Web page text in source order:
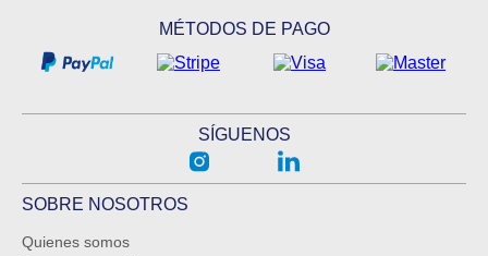
MÉTODOS DE PAGO
SÍGUENOS
SOBRE NOSOTROS
Quienes somos